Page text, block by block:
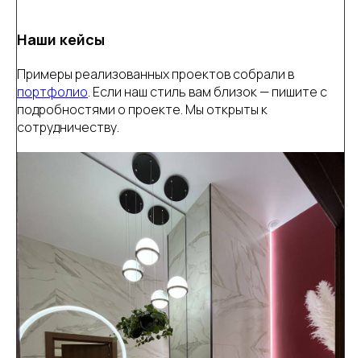
Наши кейсы
Примеры реализованных проектов собрали в
портфолио. Если наш стиль вам близок — пишите с
подробностями о проекте. Мы открыты к
сотрудничеству.